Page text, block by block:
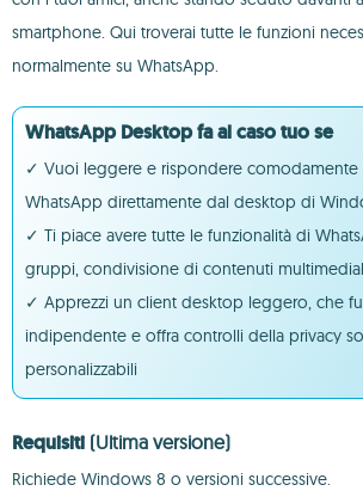
smartphone. Qui troverai tutte le funzioni
normalmente su WhatsApp.
WhatsApp Desktop fa al caso tuo se
✓ Vuoi leggere e rispondere comodamente
WhatsApp direttamente dal desktop di
✓ Ti piace avere tutte le funzionalità di
gruppi, condivisione di contenuti
✓ Apprezzi un client desktop leggero, che
indipendente e offra controlli della privacy
personalizzabili
Requisiti (Ultima versione)
Richiede Windows 8 o versioni successive.